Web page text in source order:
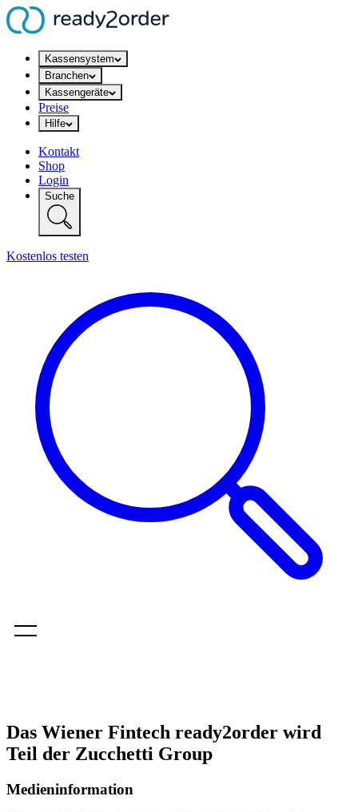
Kassensystem
Branchen
Kassengeräte
Preise
Hilfe
Kontakt
Shop
Login
Suche
Kostenlos testen
Das Wiener Fintech ready2order wird
Teil der Zucchetti Group
Medieninformation